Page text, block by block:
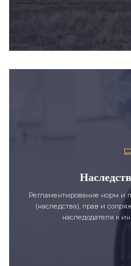
Регламентирование норм и
(наследства), прав и
наследодателя к